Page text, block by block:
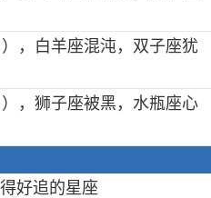
，白羊座混沌，双子座犹
，狮子座被黑，水瓶座心
好追的星座